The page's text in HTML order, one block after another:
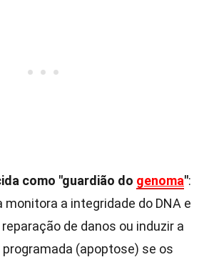
como "guardião do genoma":
monitora a integridade do DNA e
de danos ou induzir a
(apoptose) se os